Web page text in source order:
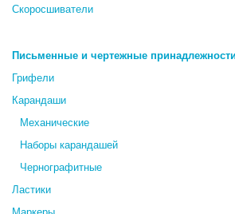
Скоросшиватели
Письменные и чертежные
Грифели
Карандаши
Механические
Наборы карандашей
Чернографитные
Ластики